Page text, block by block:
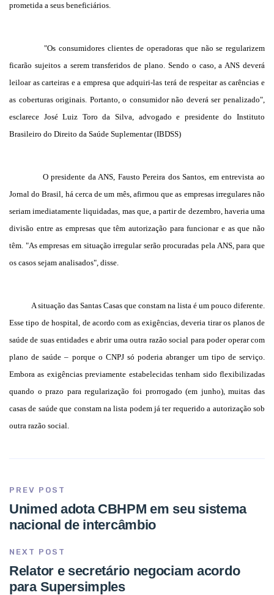
prometida a seus beneficiários.
"Os consumidores clientes de operadoras que não se regularizem
ficarão sujeitos a serem transferidos de plano. Sendo o caso, a ANS deverá
leiloar as carteiras e a empresa que adquiri-las terá de respeitar as carências e
as coberturas originais. Portanto, o consumidor não deverá ser penalizado",
esclarece José Luiz Toro da Silva, advogado e presidente do Instituto
Brasileiro do Direito da Saúde Suplementar (IBDSS)
O presidente da ANS, Fausto Pereira dos Santos, em entrevista ao
Jornal do Brasil, há cerca de um mês, afirmou que as empresas irregulares não
seriam imediatamente liquidadas, mas que, a partir de dezembro, haveria uma
divisão entre as empresas que têm autorização para funcionar e as que não
têm. "As empresas em situação irregular serão procuradas pela ANS, para que
os casos sejam analisados", disse.
A situação das Santas Casas que constam na lista é um pouco diferente.
Esse tipo de hospital, de acordo com as exigências, deveria tirar os planos de
saúde de suas entidades e abrir uma outra razão social para poder operar com
plano de saúde – porque o CNPJ só poderia abranger um tipo de serviço.
Embora as exigências previamente estabelecidas tenham sido flexibilizadas
quando o prazo para regularização foi prorrogado (em junho), muitas das
casas de saúde que constam na lista podem já ter requerido a autorização sob
outra razão social.
PREV POST
Unimed adota CBHPM em seu sistema
nacional de intercâmbio
NEXT POST
Relator e secretário negociam acordo
para Supersimples